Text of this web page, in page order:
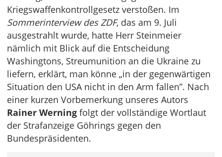
Kriegswaffenkontrollgesetz verstoßen. Im
Sommerinterview des ZDF, das am 9. Juli
ausgestrahlt wurde, hatte Herr Steinmeier
nämlich mit Blick auf die Entscheidung
Washingtons, Streumunition an die Ukraine zu
liefern, erklärt, man könne „in der gegenwärtigen
Situation den USA nicht in den Arm fallen”. Nach
einer kurzen Vorbemerkung unseres Autors
Rainer Werning folgt der vollständige Wortlaut
der Strafanzeige Göhrings gegen den
Bundespräsidenten.